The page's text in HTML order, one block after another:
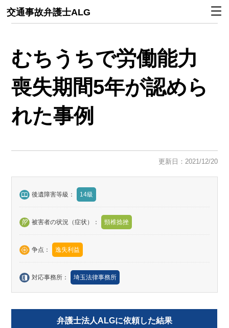
交通事故弁護士ALG
むちうちで労働能力
喪失期間5年が認めら
れた事例
更新日：2021/12/20
後遺障害等級： 14級
被害者の状況（症状）： 頸椎捻挫
争点： 逸失利益
対応事務所： 埼玉法律事務所
弁護士法人ALGに依頼した結果